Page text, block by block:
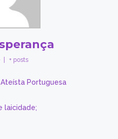
+ posts
Portuguesa
laicidade;